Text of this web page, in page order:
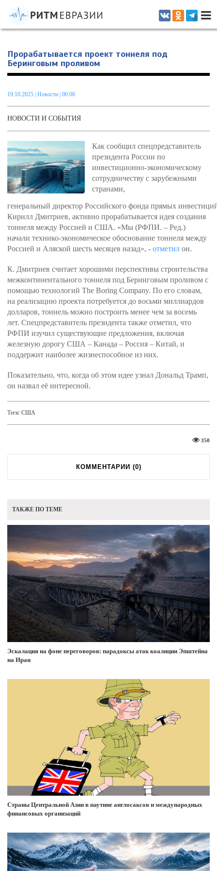
Информационно-аналитическое издание, посвященное актуальным
проблемам интеграции на постсоветском пространстве
Прорабатывается проект тоннеля под
Беринговым проливом
19.10.2025 Новости | 00.06
НОВОСТИ И СОБЫТИЯ
Как сообщил спецпредставитель
президента России по
инвестиционно-экономическому
сотрудничеству с зарубежными
странами,
генеральный директор Российского фонда прямых
Кирилл Дмитриев, активно прорабатывается идея создания
тоннеля между Россией и США. «Мы (РФПИ. – Ред.)
начали технико-экономическое обоснование тоннеля между
Россией и Аляской шесть месяцев назад», - отметил он.
К. Дмитриев считает хорошими перспективы строительства
межконтинентального тоннеля под Беринговым проливом с
помощью технологий The Boring Company. По его словам,
на реализацию проекта потребуется до восьми миллиардов
долларов, тоннель можно построить менее чем за восемь
лет. Спецпредставитель президента также отметил, что
РФПИ изучил существующие предложения, включая
железную дорогу США – Канада – Россия – Китай, и
поддержит наиболее жизнеспособное из них.
Показательно, что, когда об этом идее узнал Дональд Трамп,
он назвал её интересной.
Теги: США
350
КОММЕНТАРИИ (0)
ТАКЖЕ ПО ТЕМЕ
Эскалация на фоне переговоров: парадоксы атак коалиции Эпштейна
на Иран
Страны Центральной Азии в паутине англосаксов и международных
финансовых организаций